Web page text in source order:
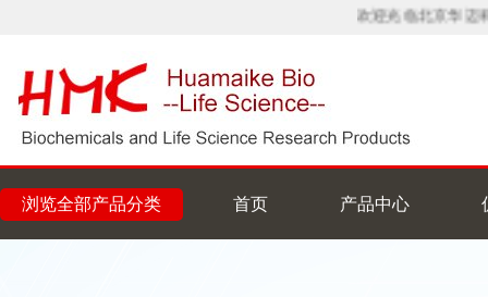
欢迎光临北京华迈科
浏览全部产品分类 首页 产品中心